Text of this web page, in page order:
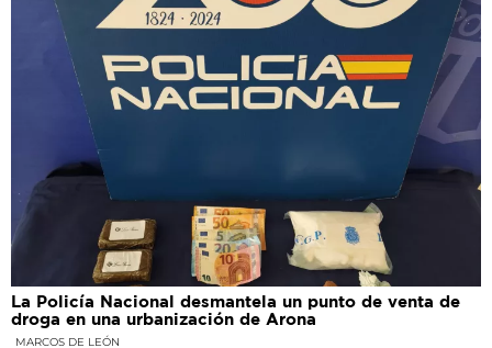
La Policía Nacional desmantela un punto de venta de
droga en una urbanización de Arona
MARCOS DE LEÓN